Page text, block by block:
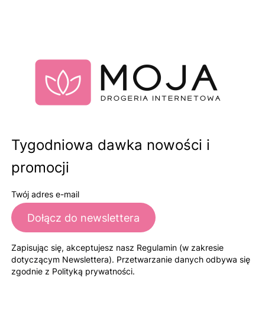
Tygodniowa dawka nowości i
promocji
Twój adres e-mail
Dołącz do newslettera
Zapisując się, akceptujesz nasz Regulamin (w zakresie
dotyczącym Newslettera). Przetwarzanie danych odbywa się
zgodnie z Polityką prywatności.